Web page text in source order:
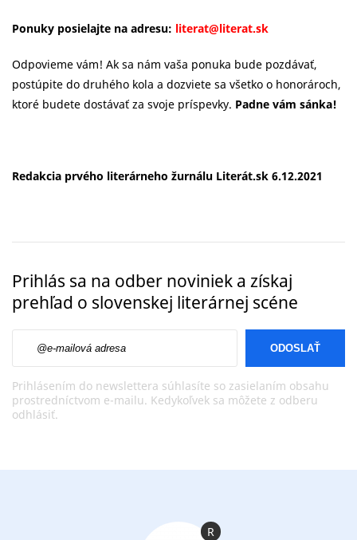
R
Ponuky posielajte na adresu: literat@literat.sk
Odpovieme vám! Ak sa nám vaša ponuka bude pozdávať,
postúpite do druhého kola a dozviete sa všetko o honorároch,
ktoré budete dostávať za svoje príspevky. Padne vám sánka!
Redakcia prvého literárneho žurnálu Literát.sk 6.12.2021
Prihlás sa na odber noviniek a získaj
prehľad o slovenskej literárnej scéne
Prihlásením do newslettera súhlasíte so zasielaním obsahu
prostredníctvom e-mailu. Kedykoľvek sa môžete z odberu
odhlásiť.